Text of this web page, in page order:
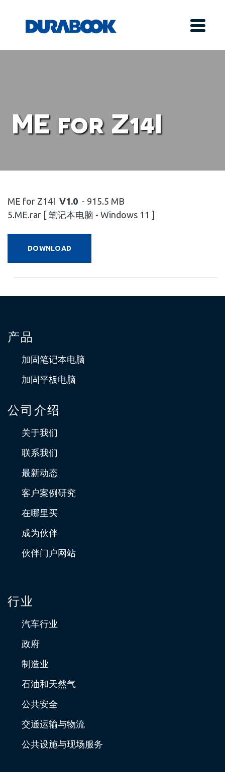
ME for Z14I
ME for Z14I V1.0 - 915.5 MB
5.ME.rar [ 笔记本电脑 - Windows 11 ]
DOWNLOAD
产品
加固笔记本电脑
加固平板电脑
公司介绍
关于我们
联系我们
最新动态
客户案例研究
在哪里买
成为伙伴
伙伴门户网站
行业
汽车行业
政府
制造业
石油和天然气
公共安全
交通运输与物流
公共设施与现场服务